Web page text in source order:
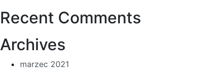
Recent Comments
Archives
marzec 2021